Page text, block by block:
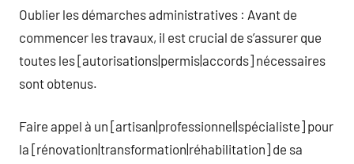
Oublier les démarches administratives : Avant de
commencer les travaux, il est crucial de s’assurer que
toutes les [autorisations|permis|accords] nécessaires
sont obtenus.
Faire appel à un [artisan|professionnel|spécialiste] pour
la [rénovation|transformation|réhabilitation] de sa